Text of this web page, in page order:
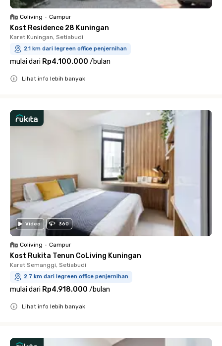
Coliving • Campur
Kost Residence 28 Kuningan
Karet Kuningan, Setiabudi
2.1 km dari legreen office penjernihan
mulai dari Rp4.100.000 /bulan
Lihat info lebih banyak
Video 360
Coliving • Campur
Kost Rukita Tenun CoLiving Kuningan
Karet Semanggi, Setiabudi
2.7 km dari legreen office penjernihan
mulai dari Rp4.918.000 /bulan
Lihat info lebih banyak